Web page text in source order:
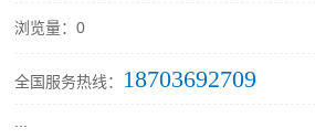
浏览量：0
全国服务热线： 18703692709